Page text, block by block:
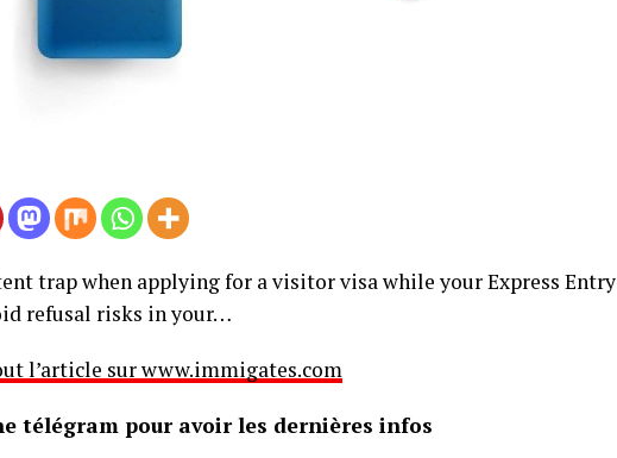
trap when applying for a visitor visa while your Express Entry
refusal risks in your…
l’article sur www.immigates.com
télégram pour avoir les dernières infos